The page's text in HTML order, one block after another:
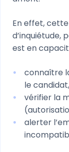
En effet,
d’inquiétude,
est en
connaître
le candidat,
vérifier la
alerter